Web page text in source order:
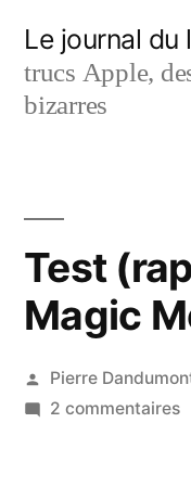
contenu
Le journal du
trucs Apple,
bizarres
Test
Magic
Publié
par
Pierre
2 commentaires